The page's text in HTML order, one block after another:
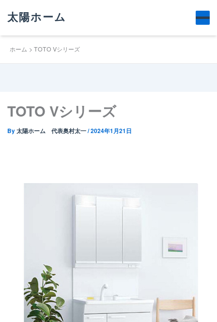
太陽ホーム
ホーム TOTO Vシリーズ
TOTO Vシリーズ
By太陽ホーム 代表奥村太一/2024年1月21日